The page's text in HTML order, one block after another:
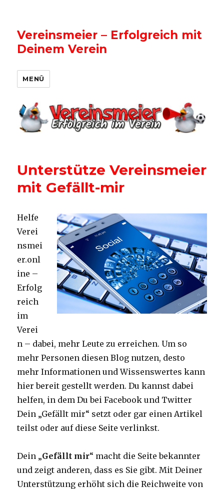
Vereinsmeier – Erfolgreich mit
Deinem Verein
MENÜ
Unterstütze Vereinsmeier
mit Gefällt-mir
Helfe
Verei
nsmei
er.onl
ine –
Erfolg
reich
im
Verei
n – dabei, mehr Leute zu erreichen. Um so
mehr Personen diesen Blog nutzen, desto
mehr Informationen und Wissenswertes kann
hier bereit gestellt werden. Du kannst dabei
helfen, in dem Du bei Facebook und Twitter
Dein „Gefällt mir“ setzt oder gar einen Artikel
teilst oder auf diese Seite verlinkst.
Dein „Gefällt mir“ macht die Seite bekannter
und zeigt anderen, dass es Sie gibt. Mit Deiner
Unterstützung erhöht sich die Reichweite von